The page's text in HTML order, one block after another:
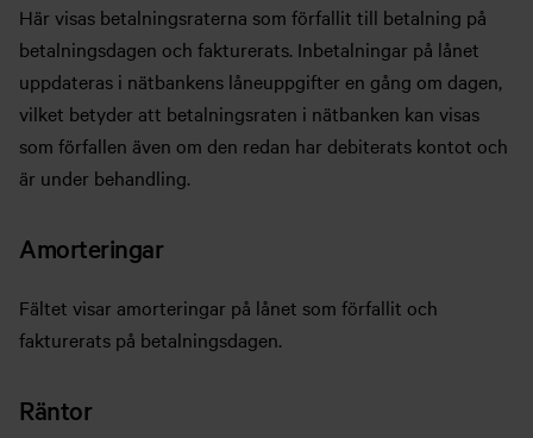
Här visas betalningsraterna som förfallit till betalning på
betalningsdagen och fakturerats. Inbetalningar på lånet
uppdateras i nätbankens låneuppgifter en gång om dagen,
vilket betyder att betalningsraten i nätbanken kan visas
som förfallen även om den redan har debiterats kontot och
är under behandling.
Amorteringar
Fältet visar amorteringar på lånet som förfallit och
fakturerats på betalningsdagen.
Räntor